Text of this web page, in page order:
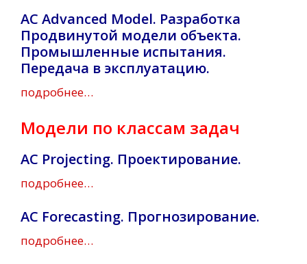
AC Advanced Model. Разработка
Продвинутой модели объекта.
Промышленные испытания.
Передача в эксплуатацию.
подробнее…
Модели по классам задач
AC Projecting. Проектирование.
подробнее…
AC Forecasting. Прогнозирование.
подробнее…